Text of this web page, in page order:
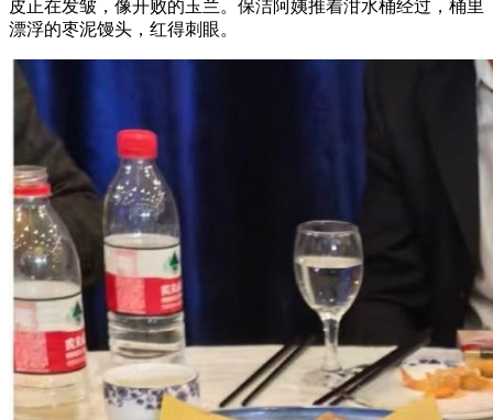
皮正在发皱，像开败的玉兰。保洁阿姨推着泔水桶经过，桶里
漂浮的枣泥馒头，红得刺眼。